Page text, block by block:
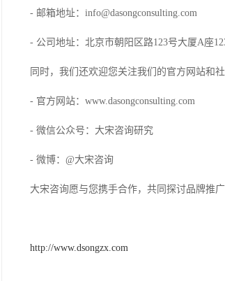
- 邮箱地址：info@dasongconsulting.com
- 公司地址：北京市朝阳区路123号大厦A座
同时，我们还欢迎您关注我们的官方网站和
- 官方网站：www.dasongconsulting.com
- 微信公众号：大宋咨询研究
- 微博：@大宋咨询
大宋咨询愿与您携手合作，共同探讨品牌推
http://www.dsongzx.com